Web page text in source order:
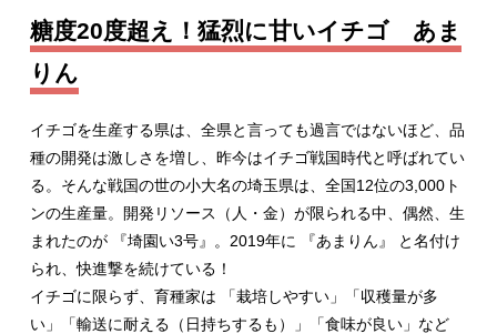
糖度20度超え！猛烈に甘いイチゴ あま
りん
イチゴを生産する県は、全県と言っても過言ではないほど、品
種の開発は激しさを増し、昨今はイチゴ戦国時代と呼ばれてい
る。そんな戦国の世の小大名の埼玉県は、全国12位の3,000ト
ンの生産量。開発リソース（人・金）が限られる中、偶然、生
まれたのが 『埼園い3号』。2019年に 『あまりん』 と名付け
られ、快進撃を続けている！
イチゴに限らず、育種家は 「栽培しやすい」「収穫量が多
い」「輸送に耐える（日持ちするも）」「食味が良い」など